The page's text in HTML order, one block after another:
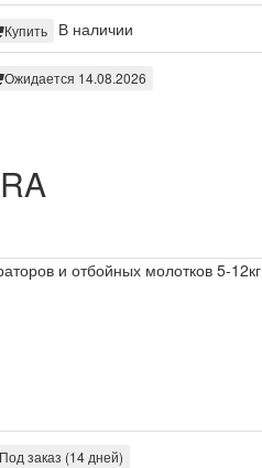
Купить
В наличии
Ожидается 14.08.2026
и отбойных молотков 5-12кг
Под заказ (14 дней)